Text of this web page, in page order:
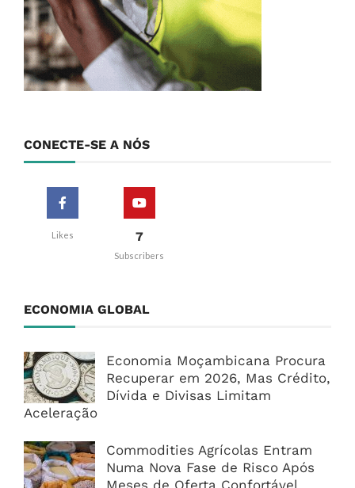
CONECTE-SE A NÓS
Likes 7
Subscribers
ECONOMIA GLOBAL
Economia Moçambicana Procura
Recuperar em 2026, Mas Crédito,
Dívida e Divisas Limitam
Aceleração
Commodities Agrícolas Entram
Numa Nova Fase de Risco Após